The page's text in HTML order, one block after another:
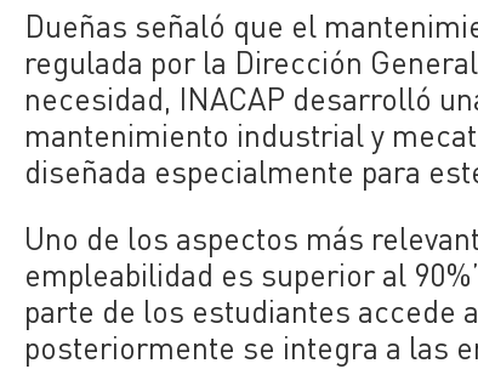
Dueñas señaló que el
regulada por la Dirección
necesidad, INACAP desarrolló
mantenimiento industrial y
diseñada especialmente para
Uno de los aspectos más
empleabilidad es superior al
parte de los estudiantes accede
posteriormente se integra a las